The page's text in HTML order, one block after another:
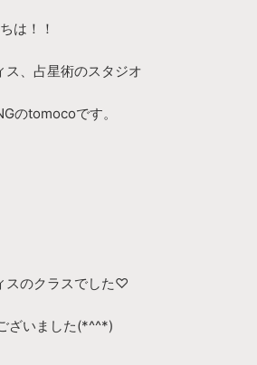
は！！
ス、占星術のスタジオ
のtomocoです。
スのクラスでした♡
ざいました(*^^*)